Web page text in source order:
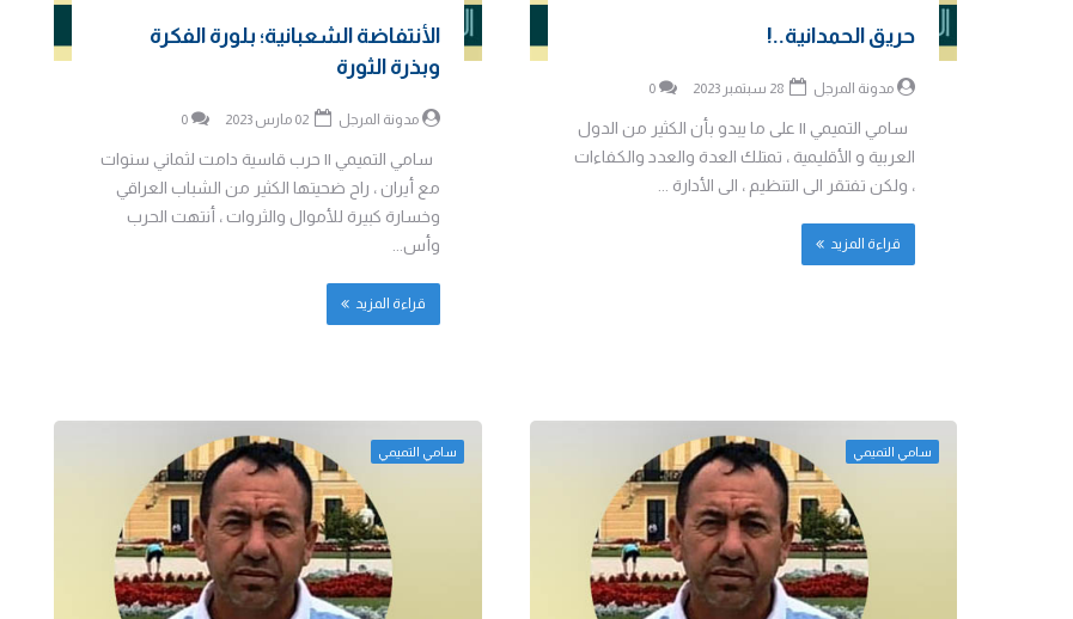
حريق الحمدانية..!
مدونة المرجل 0
سامي التميمي || على ما يبدو بأن الكثير من الدول
العربية و الأقليمية ، تمتلك العدة والعدد والكفاءات
، ولكن تفتقر الى التنظيم ، الى الأدارة ...
قراءة المزيد
الأنتفاضة الشعبانية؛ بلورة الفكرة
وبذرة الثورة
مدونة المرجل 02 مارس 2023 0
سامي التميمي || حرب قاسية دامت لثماني سنوات
مع أيران ، راح ضحيتها الكثير من الشباب العراقي
وخسارة كبيرة للأموال والثروات ، أنتهت الحرب
وأس...
قراءة المزيد
سامي التميمي سامي التميمي